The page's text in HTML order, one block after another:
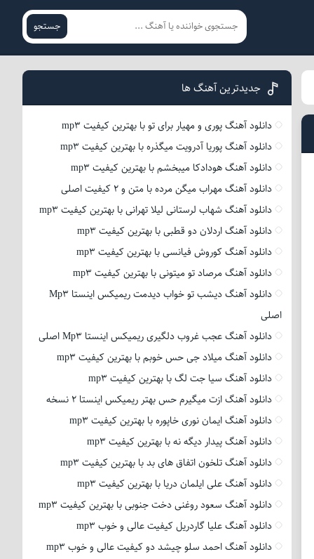
جستجو
جدیدترین آهنگ ها
دانلود آهنگ پوری و مهیار برای تو با بهترین کیفیت mp3
دانلود آهنگ پوریا آدرویت میگذره با بهترین کیفیت mp3
دانلود آهنگ هودادکا میبخشم با بهترین کیفیت mp3
دانلود آهنگ مهراب میگن مرده با متن و 2 کیفیت اصلی
دانلود آهنگ شهاب لرستانی لیلا تهرانی با بهترین کیفیت mp3
دانلود آهنگ اردلان دو قطبی با بهترین کیفیت mp3
دانلود آهنگ کوروش فیانسی با بهترین کیفیت mp3
دانلود آهنگ مرصاد تو میتونی با بهترین کیفیت mp3
دانلود آهنگ دیشب تو خواب دیدمت ریمیکس اینستا Mp3
اصلی
دانلود آهنگ عجب غروب دلگیری ریمیکس اینستا Mp3 اصلی
دانلود آهنگ میلاد جی حس خوبم با بهترین کیفیت mp3
دانلود آهنگ سیا جت لگ با بهترین کیفیت mp3
دانلود آهنگ ازت میگیرم حس بهتر ریمیکس اینستا 2 نسخه
دانلود آهنگ ایمان نوری خاپوره با بهترین کیفیت mp3
دانلود آهنگ پیدار دیگه نه با بهترین کیفیت mp3
دانلود آهنگ تلخون اتفاق های بد با بهترین کیفیت mp3
دانلود آهنگ علی ایلمان دریا با بهترین کیفیت mp3
دانلود آهنگ سعود روغنی دخت جنوبی با بهترین کیفیت mp3
دانلود آهنگ علیا گاردریل کیفیت عالی و خوب mp3
دانلود آهنگ احمد سلو چیشد دو کیفیت عالی و خوب mp3